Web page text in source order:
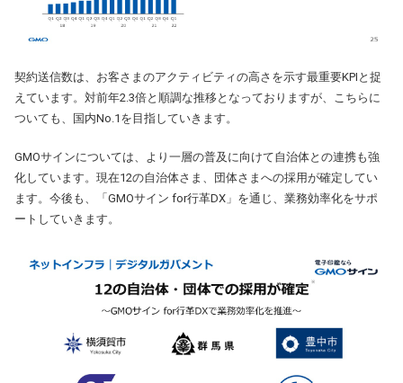
契約送信数は、お客さまのアクティビティの高さを示す最重要KPIと捉
えています。対前年2.3倍と順調な推移となっておりますが、こちらに
ついても、国内No.1を目指していきます。
GMOサインについては、より一層の普及に向けて自治体との連携も強
化しています。現在12の自治体さま、団体さまへの採用が確定してい
ます。今後も、「GMOサイン for行革DX」を通じ、業務効率化をサポ
ートしていきます。